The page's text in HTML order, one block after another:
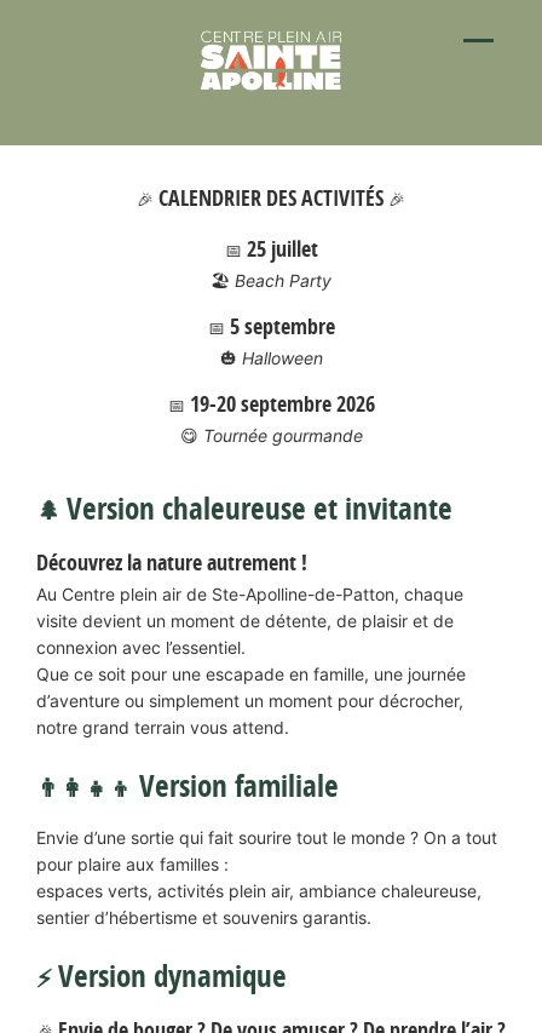
🎉 CALENDRIER DES ACTIVITÉS 🎉
📅 25 juillet
🏖️ Beach Party
📅 5 septembre
🎃 Halloween
📅 19-20 septembre 2026
😋 Tournée gourmande
🌲 Version chaleureuse et invitante
Découvrez la nature autrement !
Au Centre plein air de Ste-Apolline-de-Patton, chaque
visite devient un moment de détente, de plaisir et de
connexion avec l’essentiel.
Que ce soit pour une escapade en famille, une journée
d’aventure ou simplement un moment pour décrocher,
notre grand terrain vous attend.
👨‍👩‍👧‍👦 Version familiale
Envie d’une sortie qui fait sourire tout le monde ? On a tout
pour plaire aux familles :
espaces verts, activités plein air, ambiance chaleureuse,
sentier d’hébertisme et souvenirs garantis.
⚡ Version dynamique